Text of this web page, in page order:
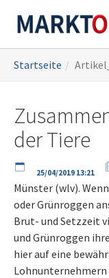
Hauptinhalt
sind
Startseite
der Tiere
25/04/2019 13:21
Münster (wlv).
oder Grünroggen
Brut- und Setzzeit
und Grünroggen
hier auf eine
Lohnunternehmern